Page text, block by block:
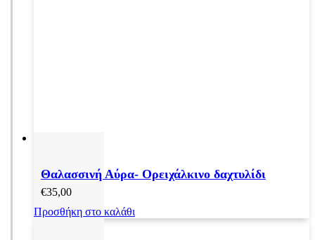
Θαλασσινή Αύρα- Ορειχάλκινο δαχτυλίδι
€35,00
Προσθήκη στο καλάθι